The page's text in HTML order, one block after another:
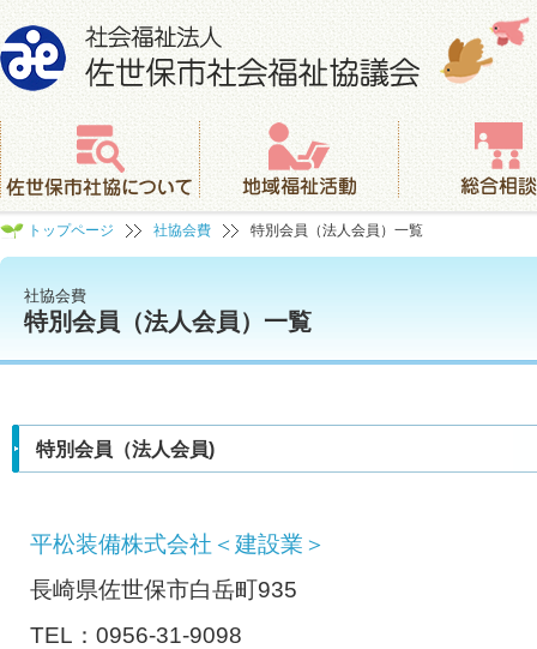
社会福祉法人 佐世保市社会福祉協議会
佐世保市社協について
地域福祉活動
総合相談
トップページ
社協会費 特別会員（法人会員）一覧
社協会費
特別会員（法人会員）一覧
特別会員（法人会員)
平松装備株式会社＜建設業＞
長崎県佐世保市白岳町935
TEL：0956-31-9098